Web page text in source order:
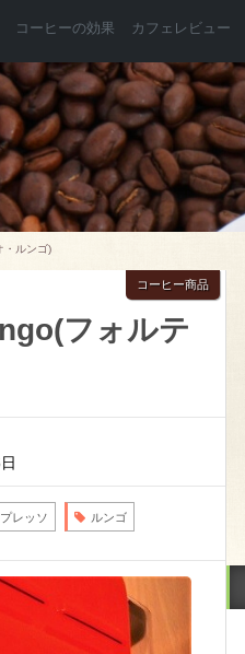
コーヒーの効果 カフェレビュー
・ルンゴ)
フォルテ
コーヒー商品
レッソ ルンゴ